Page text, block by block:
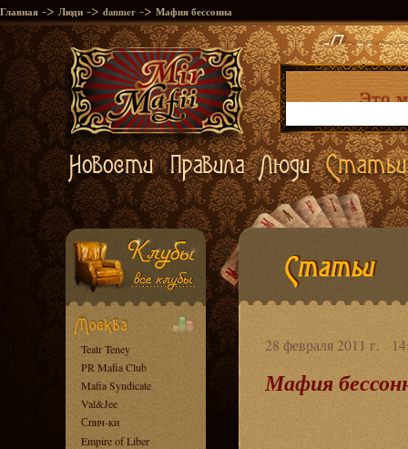
Главная -> Люди -> danmer -> Мафия бессонна
Teatr Teney
PR Mafia Club
Mafia Syndicate
Val&Jee
Спич-ки
Empire of Liber
28 февраля 2011 г.
Мафия